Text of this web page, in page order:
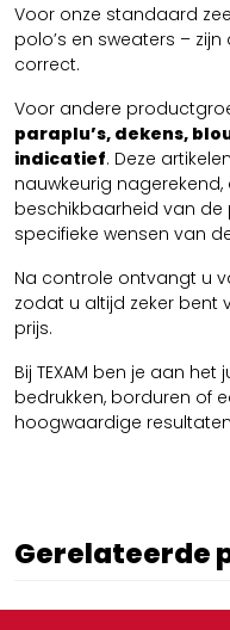
Voor onze standaard
polo’s en sweaters –
correct.
Voor andere
paraplu’s, dekens,
indicatief. Deze
nauwkeurig nagerekend,
beschikbaarheid van de
specifieke wensen van
Na controle ontvangt u
zodat u altijd zeker bent
prijs.
Bij TEXAM ben je aan
bedrukken, borduren of
hoogwaardige
Gerelateerde